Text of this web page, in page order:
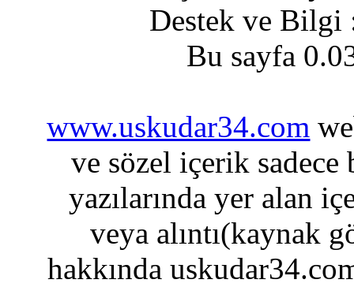
Destek ve
Bu sayfa
www.uskudar34.com
ve sözel içerik sadece
yazılarında yer alan
veya alıntı(kaynak
hakkında